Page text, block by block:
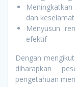
dan
Menyusun
efektif
Dengan
diharapkan
pengetahuan